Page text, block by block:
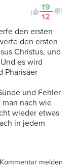
19
12
den ersten
den ersten
Christus, und
es wird
Pharisäer
und Fehler
nach wie
wieder etwas
in jedem
Kommentar melden